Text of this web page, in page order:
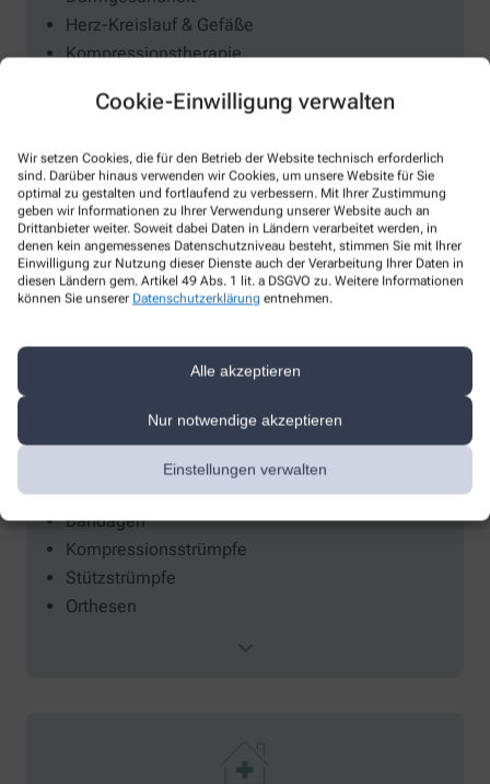
Cookie-Einwilligung verwalten
Wir setzen Cookies, die für den Betrieb der Website technisch erforderlich
sind. Darüber hinaus verwenden wir Cookies, um unsere Website für Sie
optimal zu gestalten und fortlaufend zu verbessern. Mit Ihrer Zustimmung
geben wir Informationen zu Ihrer Verwendung unserer Website auch an
Drittanbieter weiter. Soweit dabei Daten in Ländern verarbeitet werden, in
denen kein angemessenes Datenschutzniveau besteht, stimmen Sie mit Ihrer
Einwilligung zur Nutzung dieser Dienste auch der Verarbeitung Ihrer Daten in
diesen Ländern gem. Artikel 49 Abs. 1 lit. a DSGVO zu. Weitere Informationen
können Sie unserer Datenschutzerklärung entnehmen.
Alle akzeptieren
Nur notwendige akzeptieren
Einstellungen verwalten
Herz-Kreislauf & Gefäße
Kompressionstherapie
Medizinische Hautpflege
Mutter und Kind
Phytotherapie
Reiseapotheke
Schwangerschaft
Polymedikation
Anmessen
Bandagen
Kompressionsstrümpfe
Stützstrümpfe
Orthesen